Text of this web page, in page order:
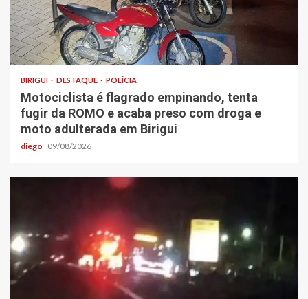
BIRIGUI DESTAQUE POLÍCIA
Motociclista é flagrado empinando, tenta
fugir da ROMO e acaba preso com droga e
moto adulterada em Birigui
diego 09/08/2026